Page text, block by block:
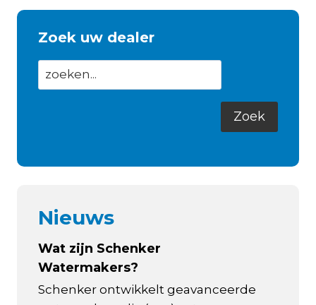
Zoek uw dealer
Nieuws
Wat zijn Schenker
Watermakers?
Schenker ontwikkelt geavanceerde